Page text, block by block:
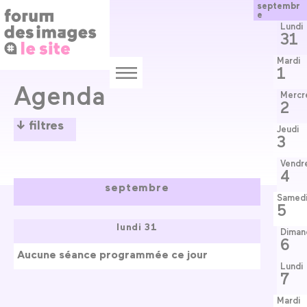
au
contenu
principal
Menu
Agenda
filtres
septembre
lundi 31
Aucune séance programmée ce jour
septembr
e
Lundi
31
Mardi
1
2
Jeudi
3
4
Samedi
5
6
Lundi
7
Mardi